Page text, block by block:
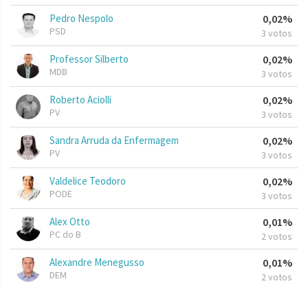
Pedro Nespolo
PSD
0,02%
3 votos
Professor Silberto
MDB
0,02%
3 votos
Roberto Aciolli
PV
0,02%
3 votos
Sandra Arruda da Enfermagem
PV
0,02%
3 votos
Valdelice Teodoro
PODE
0,02%
3 votos
Alex Otto
PC do B
0,01%
2 votos
Alexandre Menegusso
DEM
0,01%
2 votos